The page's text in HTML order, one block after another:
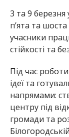
3 та 9 березня
п’ята та шоста
учасники
стійкості та
Під час
ідеї та
напрямами:
центру під
громади та